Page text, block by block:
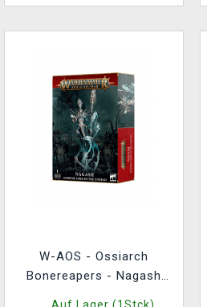
W-AOS - Ossiarch
Bonereapers - Nagash